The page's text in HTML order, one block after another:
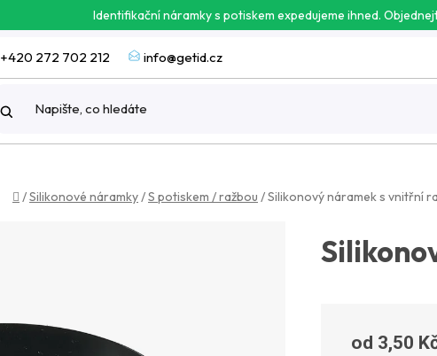
Identifikační náramky s potiskem expedujeme ihned.
+420 272 702 212 info@getid.cz
Domů
/Silikonové náramky/S potiskem / ražbou /Silikonový náramek s vnitřní
3,50